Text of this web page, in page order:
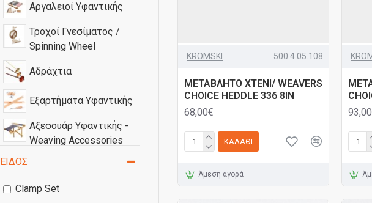
Αργαλειοί Υφαντικής
Τροχοί Γνεσίματος /
Spinning Wheel
Αδράχτια
Εξαρτήματα Υφαντικής
Αξεσουάρ Υφαντικής -
Weaving Accessories
ΕΊΔΟΣ
Clamp Set
KROMSKI 500.4.05.108
ΜΕΤΑΒΛΗΤΟ ΧΤΕΝΙ/ WEAVERS
CHOICE HEDDLE 336 8IN
68,00€
ΚΑΛΆΘΙ
Άμεση αγορά